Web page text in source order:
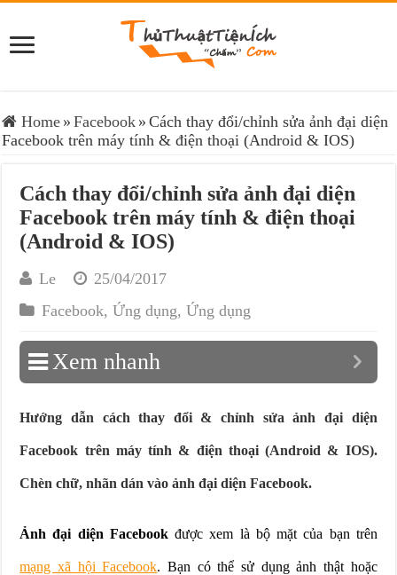
Home » Facebook » Cách thay đổi/chỉnh sửa ảnh đại diện
Facebook trên máy tính & điện thoại (Android & IOS)
Cách thay đổi/chỉnh sửa ảnh đại diện
Facebook trên máy tính & điện thoại
(Android & IOS)
Le
25/04/2017
Facebook,Ứng dụng,Ứng dụng
Xem nhanh
Hướng dẫn cách thay đổi & chỉnh sửa ảnh đại diện
Facebook trên máy tính & điện thoại (Android & IOS).
Chèn chữ, nhãn dán vào ảnh đại diện Facebook.
Ảnh đại diện Facebookđược xem là bộ mặt của bạn trên
mạng xã hội Facebook. Bạn có thể sử dụng ảnh thật hoặc